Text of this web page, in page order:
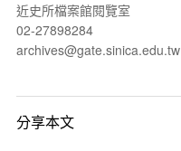
近史所檔案館閱覽室
02-27898284
archives@gate.sinica.edu.tw
分享本文